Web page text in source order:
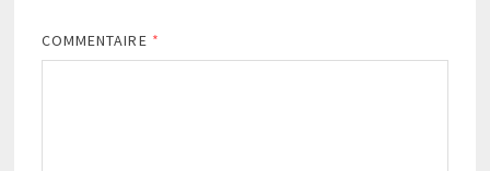
COMMENTAIRE *